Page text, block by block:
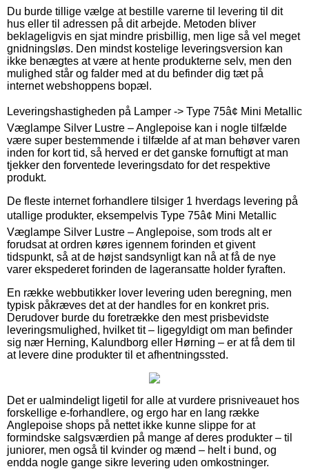
Du burde tillige vælge at bestille varerne til levering til dit
hus eller til adressen på dit arbejde. Metoden bliver
beklageligvis en sjat mindre prisbillig, men lige så vel meget
gnidningsløs. Den mindst kostelige leveringsversion kan
ikke benægtes at være at hente produkterne selv, men den
mulighed står og falder med at du befinder dig tæt på
internet webshoppens bopæl.
Leveringshastigheden på Lamper -> Type 75â¢ Mini Metallic
Væglampe Silver Lustre – Anglepoise kan i nogle tilfælde
være super bestemmende i tilfælde af at man behøver varen
inden for kort tid, så herved er det ganske fornuftigt at man
tjekker den forventede leveringsdato for det respektive
produkt.
De fleste internet forhandlere tilsiger 1 hverdags levering på
utallige produkter, eksempelvis Type 75â¢ Mini Metallic
Væglampe Silver Lustre – Anglepoise, som trods alt er
forudsat at ordren køres igennem forinden et givent
tidspunkt, så at de højst sandsynligt kan nå at få de nye
varer ekspederet forinden de lageransatte holder fyraften.
En række webbutikker lover levering uden beregning, men
typisk påkræves det at der handles for en konkret pris.
Derudover burde du foretrække den mest prisbevidste
leveringsmulighed, hvilket tit – ligegyldigt om man befinder
sig nær Herning, Kalundborg eller Hørning – er at få dem til
at levere dine produkter til et afhentningssted.
Det er ualmindeligt ligetil for alle at vurdere prisniveauet hos
forskellige e-forhandlere, og ergo har en lang række
Anglepoise shops på nettet ikke kunne slippe for at
formindske salgsværdien på mange af deres produkter – til
juniorer, men også til kvinder og mænd – helt i bund, og
endda nogle gange sikre levering uden omkostninger.